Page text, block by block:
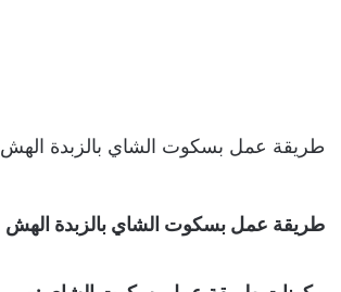
طريقة عمل بسكوت الشاي بالزبدة الهش
طريقة عمل بسكوت الشاي بالزبدة الهش